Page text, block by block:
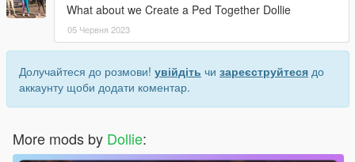
What about we Create a Ped Together Dollie
05 Червня 2023
Долучайтеся до розмови! увійдіть чи зареєструйтеся до
аккаунту щоби додати коментар.
More mods by Dollie: